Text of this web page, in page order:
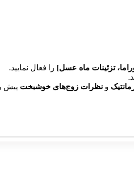
تزئینات ماه عسل] را فعال نمایید.
و نظرات زوج‌های خوشبخت پیش